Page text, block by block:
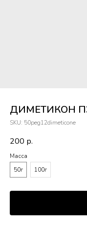
ДИМЕТИКОН
SKU: 50peg12dimeticone
200 р.
Масса
50г
100г